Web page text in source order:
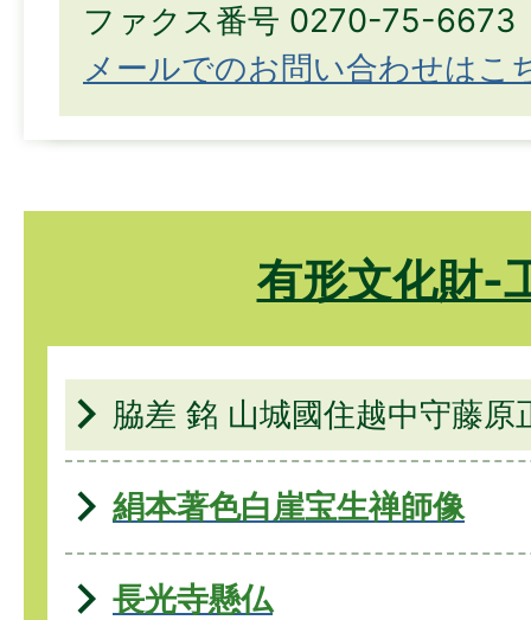
ファクス番号 0270-75-6673
メールでのお問い合わせはこ
有形文化財-
脇差 銘 山城國住越中守藤原
絹本著色白崖宝生禅師像
長光寺懸仏